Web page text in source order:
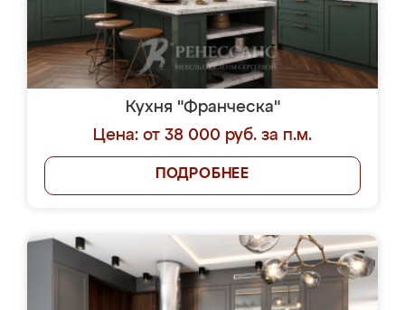
Кухня "Франческа"
Цена: от 38 000 руб. за п.м.
ПОДРОБНЕЕ